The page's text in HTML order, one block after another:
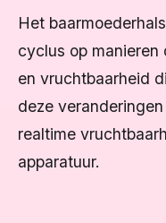
Het
cyclus op manieren
en vruchtbaarheid
deze
realtime
apparatuur.